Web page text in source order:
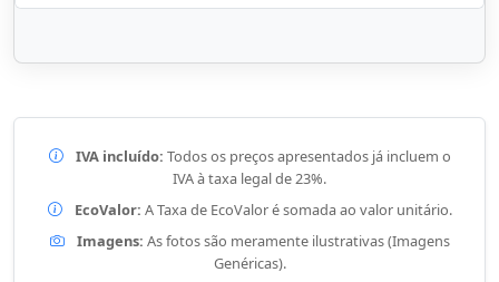
IVA incluído: Todos os preços apresentados já incluem o
IVA à taxa legal de 23%.
EcoValor: A Taxa de EcoValor é somada ao valor unitário.
Imagens: As fotos são meramente ilustrativas (Imagens
Genéricas).